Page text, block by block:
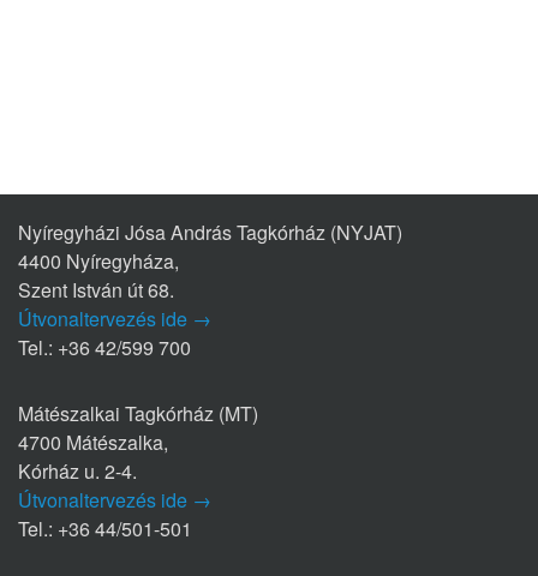
Nyíregyházi Jósa András Tagkórház (NYJAT)
4400 Nyíregyháza,
Szent István út 68.
Útvonaltervezés ide →
Tel.: +36 42/599 700
Mátészalkai Tagkórház (MT)
4700 Mátészalka,
Kórház u. 2-4.
Útvonaltervezés ide →
Tel.: +36 44/501-501